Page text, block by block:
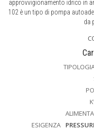
approvvigionamento idrico in
102 è un tipo di pompa
da
ESIGENZA